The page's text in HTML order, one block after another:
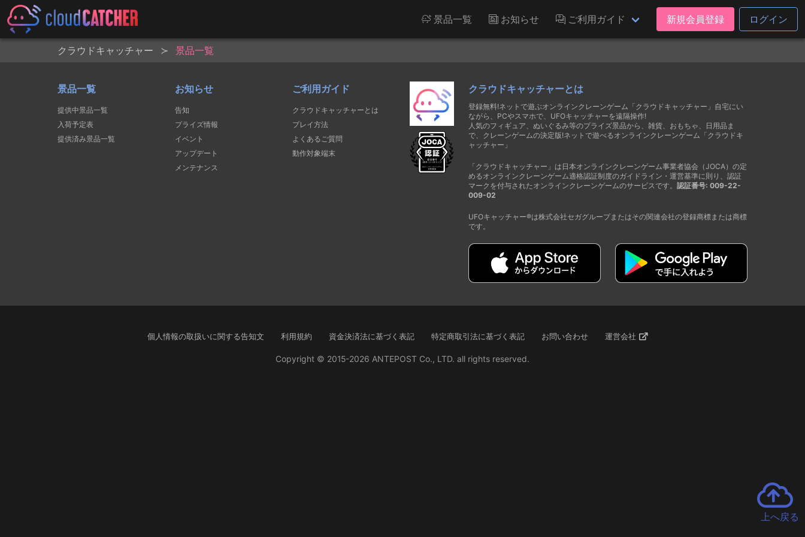
景品一覧 お知らせ ご利用ガイド 新規会員登録 ログイン
クラウドキャッチャー 景品一覧
景品一覧
提供中景品一覧
入荷予定表
提供済み景品一覧
お知らせ
告知
プライズ情報
イベント
アップデート
メンテナンス
ご利用ガイド
クラウドキャッチャーとは
プレイ方法
よくあるご質問
動作対象端末
クラウドキャッチャーとは
登録無料!ネットで遊ぶオンラインクレーンゲーム「クラウドキャッチャー」自宅にい
ながら、PCやスマホで、UFOキャッチャーを遠隔操作!
人気のフィギュア、ぬいぐるみ等のプライズ景品から、雑貨、おもちゃ、日用品ま
で、クレーンゲームの決定版!ネットで遊べるオンラインクレーンゲーム「クラウドキ
ャッチャー」
「クラウドキャッチャー」は日本オンラインクレーンゲーム事業者協会（JOCA）の定
めるオンラインクレーンゲーム適格認証制度のガイドライン・運営基準に則り、認証
マークを付与されたオンラインクレーンゲームのサービスです。 認証番号: 009-22-
009-02
UFOキャッチャー®は株式会社セガグループまたはその関連会社の登録商標または商標
です。
上へ戻る
個人情報の取扱いに関する告知文 利用規約 資金決済法に基づく表記 特定商取引法に基づく表記 お問い合わせ 運営会社
Copyright © 2015-2026 ANTEPOST Co., LTD. all rights reserved.